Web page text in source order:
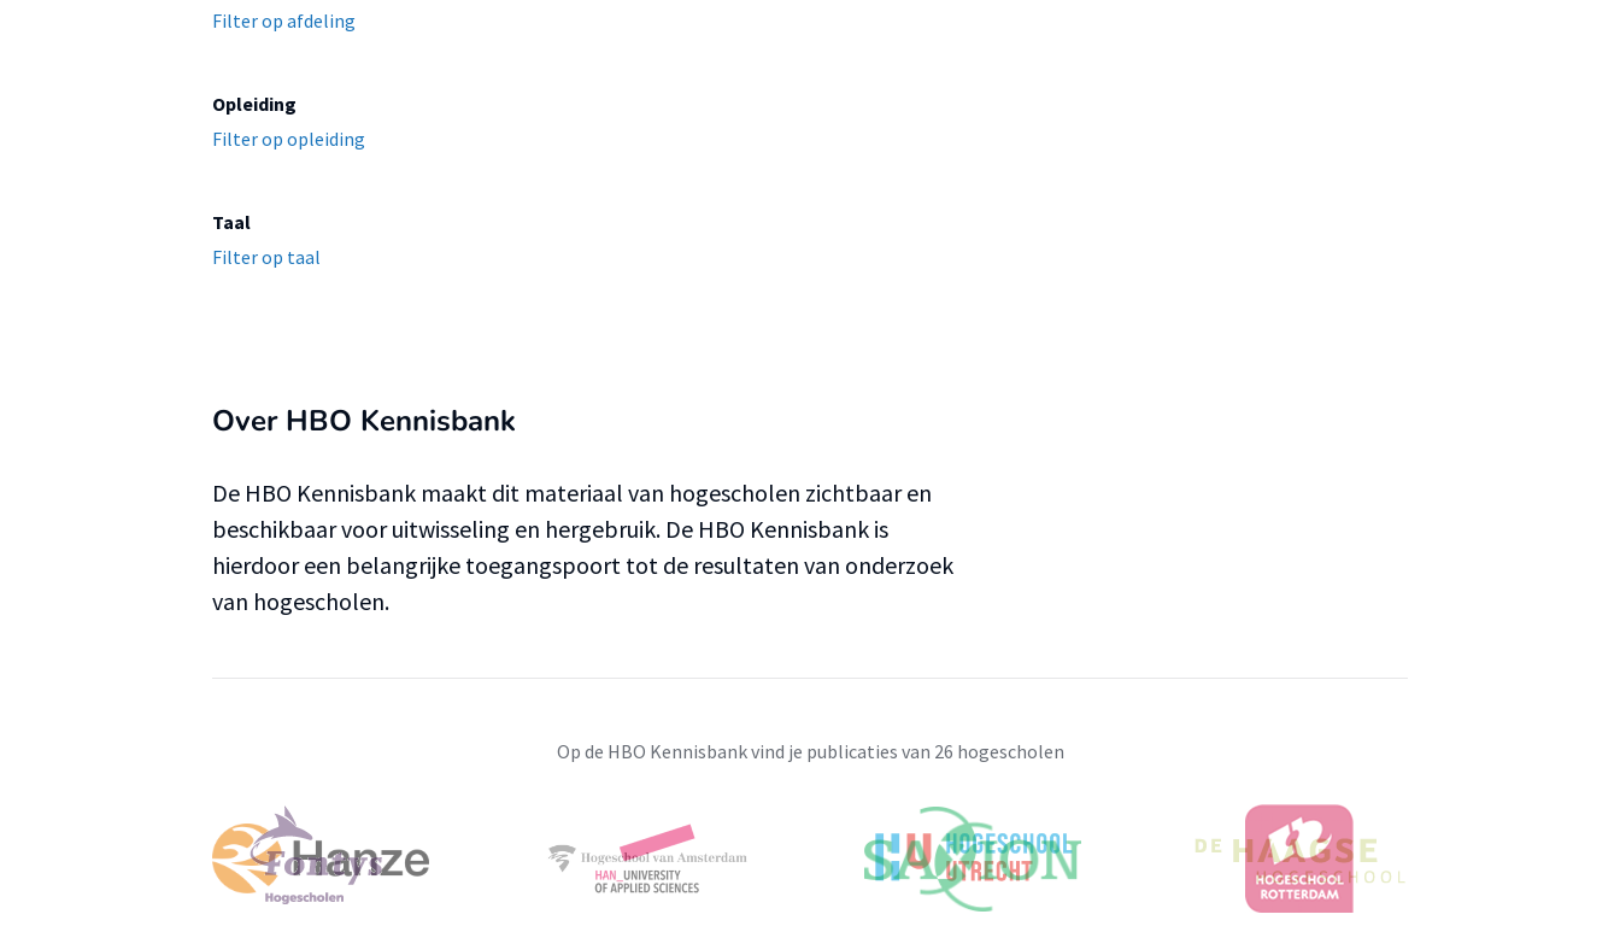
Filter op afdeling
Opleiding
Filter op opleiding
Taal
Filter op taal
Over HBO Kennisbank
De HBO Kennisbank maakt dit materiaal van hogescholen zichtbaar en
beschikbaar voor uitwisseling en hergebruik. De HBO Kennisbank is
hierdoor een belangrijke toegangspoort tot de resultaten van onderzoek
van hogescholen.
Op de HBO Kennisbank vind je publicaties van 26 hogescholen